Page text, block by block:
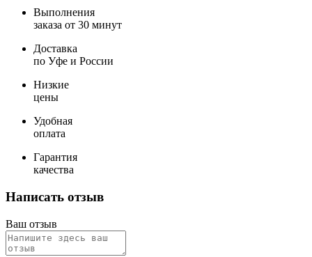
Выполнения
заказа от 30 минут
Доставка
по Уфе и России
Низкие
цены
Удобная
оплата
Гарантия
качества
Написать отзыв
Ваш отзыв